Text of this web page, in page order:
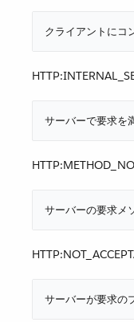
クライアントにコ
サーバーで要求を
サーバーの要求メ
サーバーが要求の